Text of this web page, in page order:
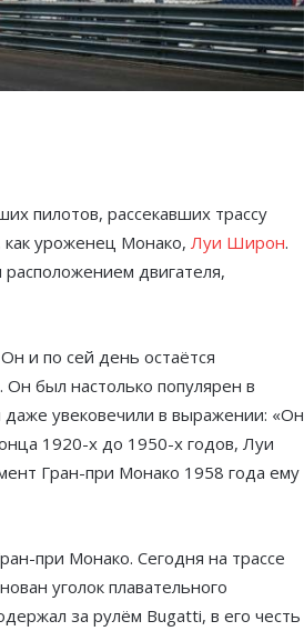
пилотов, рассекавших трассу
уроженец Монако, Луи Широн.
двигателя,
и по сей день остаётся
был настолько популярен в
даже увековечили в выражении: «Он
1920-х до 1950-х годов, Луи
Гран-при Монако 1958 года ему
при Монако. Сегодня на трассе
уголок плавательного
за рулём Bugatti, в его честь